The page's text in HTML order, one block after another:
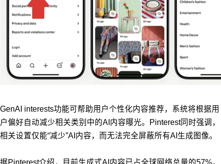
GenAI interests功能可帮助用户个性化内容推荐，系统将根据用
户偏好自动减少相关类别中的AI内容曝光。Pinterest同时强调，
相关设置仅能“减少”AI内容，而无法完全屏蔽所有AI生成图像。
据Pinterest介绍，目前生成式AI内容已占全球网络总量的57%，